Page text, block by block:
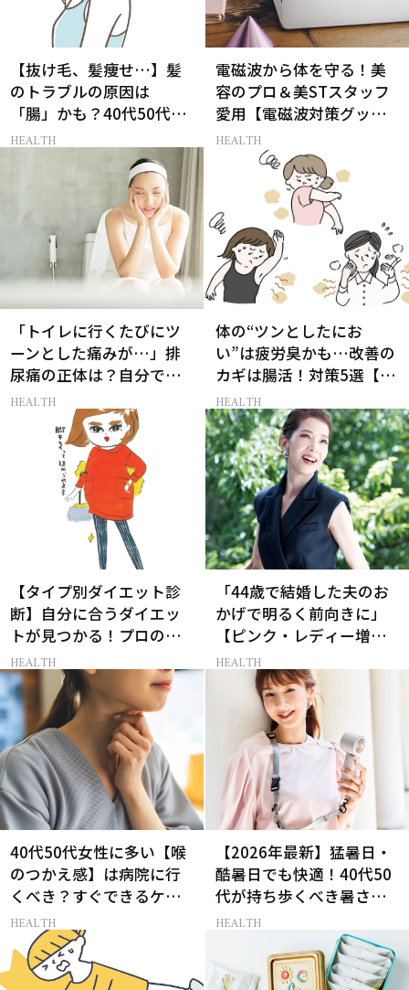
【抜け毛、髪痩せ…】髪
のトラブルの原因は
「腸」かも？40代50代に
腸活がおすすめな理由
HEALTH
電磁波から体を守る！美
容のプロ＆美STスタッフ
愛用【電磁波対策グッ
ズ】13選
HEALTH
「トイレに行くたびにツ
ーンとした痛みが…」排
尿痛の正体は？自分でで
きるケア法５選［医師監
HEALTH
体の“ツンとしたにお
い”は疲労臭かも…改善の
カギは腸活！対策5選【医
師監修】
HEALTH
【タイプ別ダイエット診
断】自分に合うダイエッ
トが見つかる！プロの教
える体質別ダイエット方
法
HEALTH
「44歳で結婚した夫のお
かげで明るく前向きに」
【ピンク・レディー増田
惠子さん】今も続けるル
ーティン
HEALTH
40代50代女性に多い【喉
のつかえ感】は病院に行
くべき？すぐできるケア5
選も！
HEALTH
【2026年最新】猛暑日・
酷暑日でも快適！40代50
代が持ち歩くべき暑さ対
策グッズ
HEALTH